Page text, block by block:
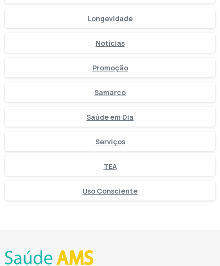
Longevidade
Notícias
Promoção
Samarco
Saúde em Dia
Serviços
TEA
Uso Consciente